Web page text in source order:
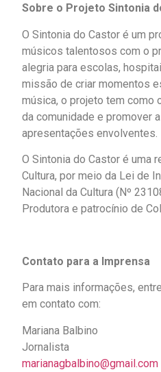
Sobre o Projeto Sintonia
O Sintonia do Castor é um
músicos talentosos com o
alegria para escolas,
missão de criar momentos
música, o projeto tem como
da comunidade e promover
apresentações envolventes.
O Sintonia do Castor é uma
Cultura, por meio da Lei de
Nacional da Cultura (Nº
Produtora e patrocínio de
Contato para a Imprensa
Para mais informações,
em contato com:
Mariana Balbino
Jornalista
marianagbalbino@gmail.com